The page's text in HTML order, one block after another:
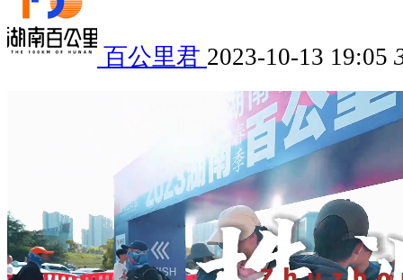
百公里君 2023-10-13 19:05